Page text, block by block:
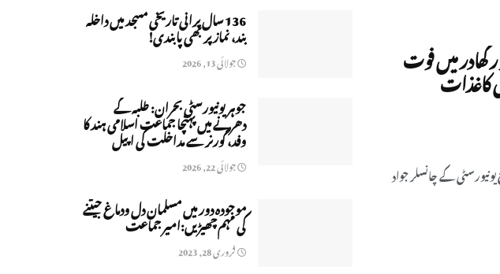
کھادر میں فوت
کاغذات
کے چانسلر جواد
136 سال پرانی تاریخی مسجد میں داخلہ
بند، نماز پر بھی پابندی!
جولائی 13, 2026
جوہر یونیورسٹی بحران: طلبہ کے
دھرنے میں پہنچا جماعت اسلامی ہند کا
وفد، گورنر سے مداخلت کی اپیل
جولائی 22, 2026
موجودہ دور میں مسلمان دل ودماغ جیتنے
کی مہم چھیڑیں:امیر جماعت
فروری 28, 2023